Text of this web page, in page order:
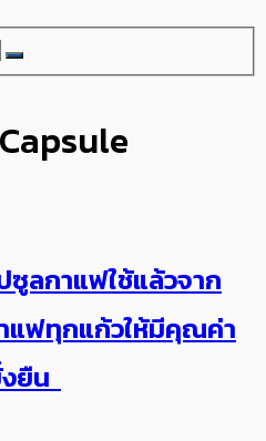
ซูลกาแฟใช้แล้วจาก
แฟทุกแก้วให้มีคุณค่า
ยืน